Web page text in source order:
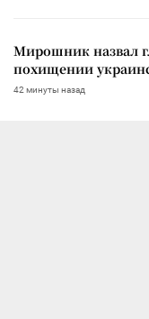
Мирошник назвал
похищении
42 минуты назад